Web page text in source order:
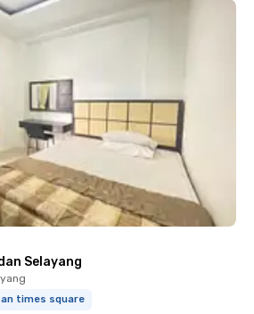
Selayang
times square